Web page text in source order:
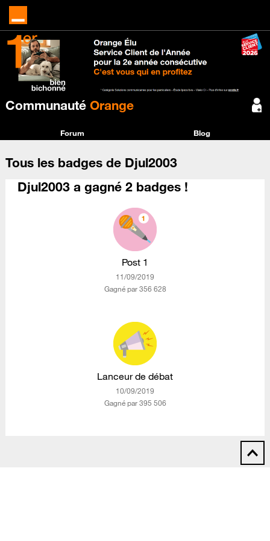
Communauté Orange
Forum Blog
Tous les badges de Djul2003
Djul2003 a gagné 2 badges !
Post 1
‎11/09/2019
Gagné par 356 628
Lanceur de débat
‎10/09/2019
Gagné par 395 506